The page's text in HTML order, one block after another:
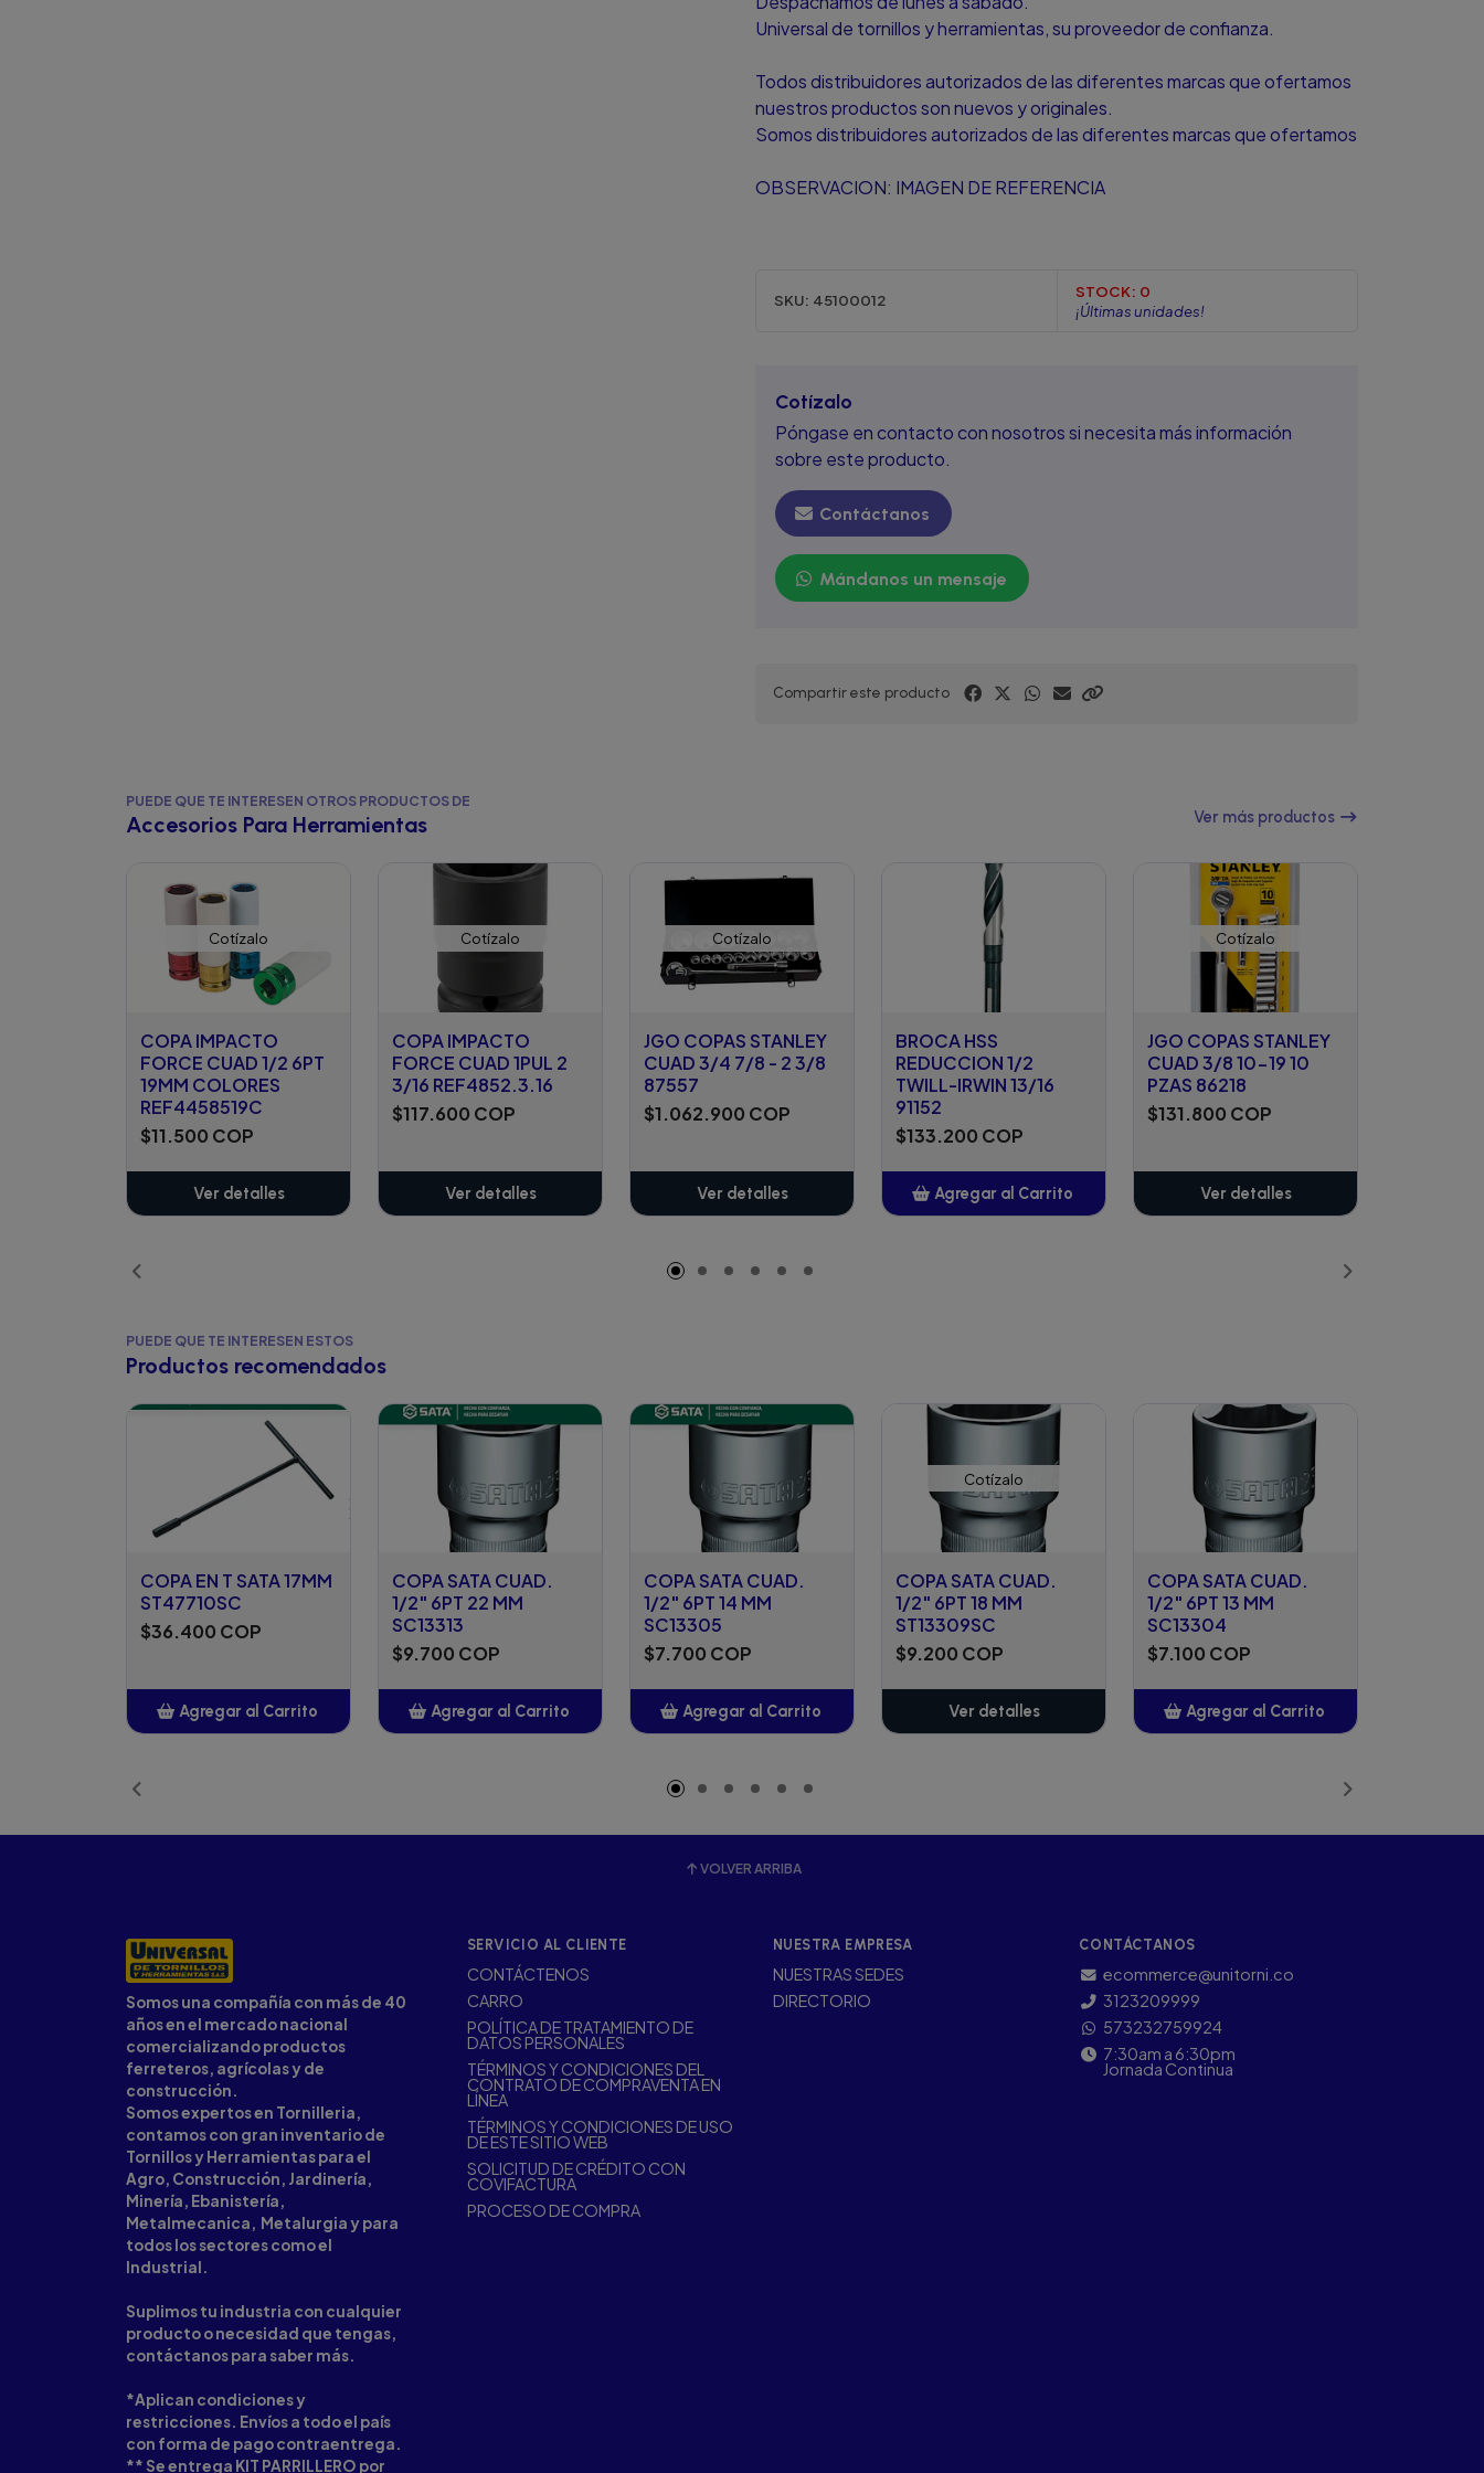
Universal de tornillos y herramientas, su proveedor de confianza.
Todos distribuidores autorizados de las diferentes marcas que ofertamos
nuestros productos son nuevos y originales.
Somos distribuidores autorizados de las diferentes marcas que ofertamos
OBSERVACION: IMAGEN DE REFERENCIA
SKU: 45100012 STOCK: 0
¡Últimas unidades!
Cotízalo
Póngase en contacto con nosotros si necesita más información
sobre este producto.
Contáctanos
Mándanos un mensaje
Compartir este producto
PUEDE QUE TE INTERESEN OTROS PRODUCTOS DE
Accesorios Para Herramientas Ver más productos
Cotízalo
COPA IMPACTO
FORCE CUAD 1/2 6PT
19MM COLORES
REF4458519C
$11.500 COP
Ver detalles
Cotízalo
COPA IMPACTO
FORCE CUAD 1PUL 2
3/16 REF4852.3.16
$117.600 COP
Ver detalles
Cotízalo
JGO COPAS STANLEY
CUAD 3/4 7/8 - 2 3/8
87557
$1.062.900 COP
Ver detalles
BROCA HSS
REDUCCION 1/2
TWILL-IRWIN 13/16
91152
$133.200 COP
Agregar al Carrito
Cotízalo
JGO COPAS STANLEY
CUAD 3/8 10-19 10
PZAS 86218
$131.800 COP
Ver detalles
PUEDE QUE TE INTERESEN ESTOS
Productos recomendados
COPA EN T SATA 17MM
ST47710SC
$36.400 COP
Agregar al Carrito
COPA SATA CUAD.
1/2" 6PT 22 MM
SC13313
$9.700 COP
Agregar al Carrito
COPA SATA CUAD.
1/2" 6PT 14 MM
SC13305
$7.700 COP
Agregar al Carrito
Cotízalo
COPA SATA CUAD.
1/2" 6PT 18 MM
ST13309SC
$9.200 COP
Ver detalles
COPA SATA CUAD.
1/2" 6PT 13 MM
SC13304
$7.100 COP
Agregar al Carrito
VOLVER ARRIBA
Somos una compañía con más de 40
años en el mercado nacional
comercializando productos
ferreteros, agrícolas y de
construcción.
Somos expertos en Tornilleria,
contamos con gran inventario de
Tornillos y Herramientas para el
Agro, Construcción, Jardinería,
Minería, Ebanistería,
Metalmecanica, Metalurgia y para
todos los sectores como el
Industrial.
Suplimos tu industria con cualquier
producto o necesidad que tengas,
contáctanos para saber más.
*Aplican condiciones y
restricciones. Envíos a todo el país
con forma de pago contraentrega.
** Se entrega KIT PARRILLERO por
SERVICIO AL CLIENTE
CONTÁCTENOS
CARRO
POLÍTICA DE TRATAMIENTO DE
DATOS PERSONALES
TÉRMINOS Y CONDICIONES DEL
CONTRATO DE COMPRAVENTA EN
LÍNEA
TÉRMINOS Y CONDICIONES DE USO
DE ESTE SITIO WEB
SOLICITUD DE CRÉDITO CON
COVIFACTURA
PROCESO DE COMPRA
NUESTRA EMPRESA
NUESTRAS SEDES
DIRECTORIO
CONTÁCTANOS
ecommerce@unitorni.co
3123209999
573232759924
7:30am a 6:30pm
Jornada Continua